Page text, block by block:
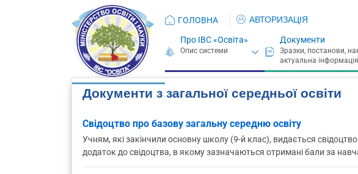
ГОЛОВНА АВТОРИЗАЦІЯ
Про ІВС «Освіта» Документи
Документи з загальної середньої освіти
Свідоцтво про базову загальну середню освіту
Учням, які закінчили основну школу (9-й клас), видається
додаток до свідоцтва, в якому зазначаються отримані бали за